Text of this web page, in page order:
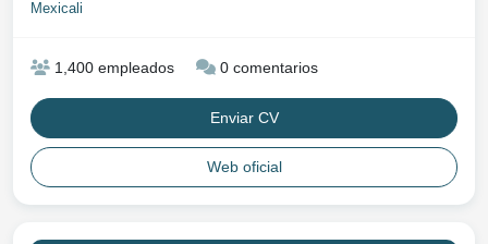
Mexicali
1,400 empleados 0 comentarios
Enviar CV
Web oficial